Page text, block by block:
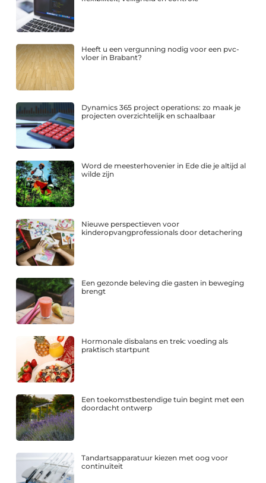
Heeft u een vergunning nodig voor een pvc-
vloer in Brabant?
Dynamics 365 project operations: zo maak je
projecten overzichtelijk en schaalbaar
Word de meesterhovenier in Ede die je altijd al
wilde zijn
Nieuwe perspectieven voor
kinderopvangprofessionals door detachering
Een gezonde beleving die gasten in beweging
brengt
Hormonale disbalans en trek: voeding als
praktisch startpunt
Een toekomstbestendige tuin begint met een
doordacht ontwerp
Tandartsapparatuur kiezen met oog voor
continuïteit